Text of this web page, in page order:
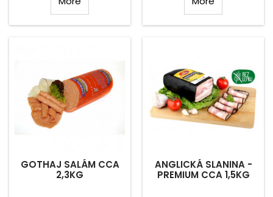
GOTHAJ SALÁM CCA
2,3KG
ANGLICKÁ SLANINA -
PREMIUM CCA 1,5KG